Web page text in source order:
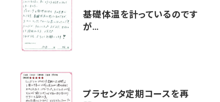
基礎体温を計っているのです
が…
プラセンタ定期コースを再